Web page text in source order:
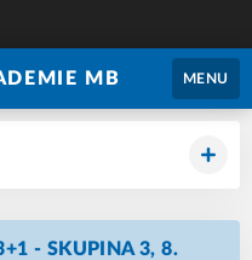
MB MENU
- SKUPINA 3, 8.